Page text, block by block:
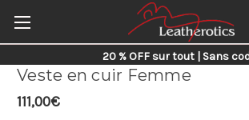
20 % OFF sur tout | Sans
Veste en cuir Femme
111,00€